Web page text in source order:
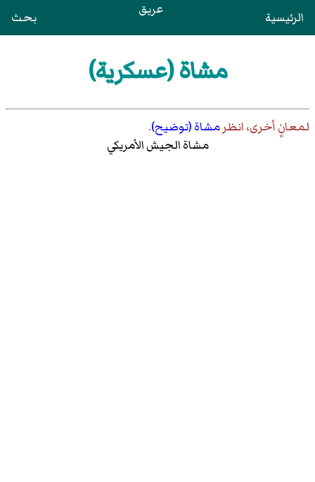
الرئيسية عريق بحث
مشاة (عسكرية)
لمعانٍ أخرى، انظرمشاة (توضيح).
مشاة الجيش الأمريكي